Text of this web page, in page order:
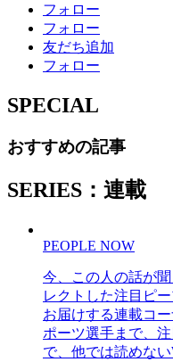
フォロー
フォロー
友だち追加
フォロー
SPECIAL
おすすめの記事
SERIES：連載
PEOPLE NOW
今、この人の話が
レクトした注目ピ
お届けする連載コ
ポーツ選手まで、
で、他では読めな